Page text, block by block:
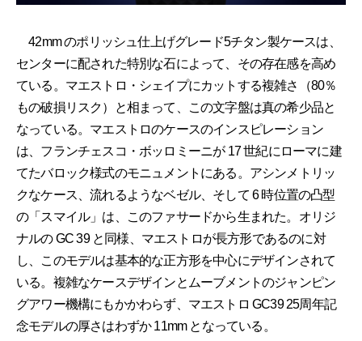
42mm のポリッシュ仕上げグレード5チタン製ケースは、
センターに配された特別な石によって、その存在感を高め
ている。マエストロ・シェイプにカットする複雑さ（80％
もの破損リスク）と相まって、この文字盤は真の希少品と
なっている。マエストロのケースのインスピレーション
は、フランチェスコ・ボッロミーニが 17 世紀にローマに建
てたバロック様式のモニュメントにある。アシンメトリッ
クなケース、流れるようなベゼル、そして 6 時位置の凸型
の「スマイル」は、このファサードから生まれた。オリジ
ナルの GC 39 と同様、マエストロが長方形であるのに対
し、このモデルは基本的な正方形を中心にデザインされて
いる。複雑なケースデザインとムーブメントのジャンピン
グアワー機構にもかかわらず、マエストロ GC39 25周年記
念モデルの厚さはわずか 11mm となっている。